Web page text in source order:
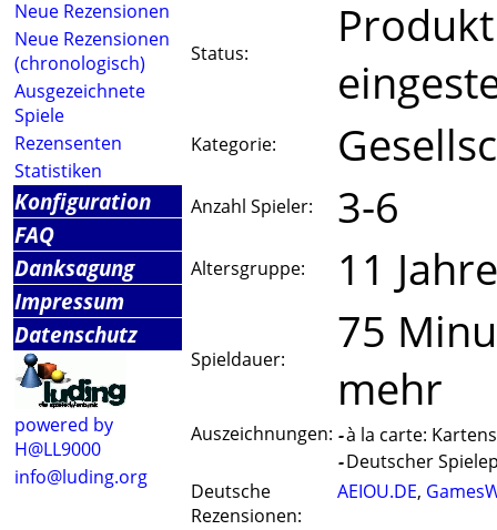
Neue Rezensionen
Neue Rezensionen
(chronologisch)
Ausgezeichnete
Spiele
Rezensenten
Statistiken
Konfiguration
FAQ
Danksagung
Impressum
Datenschutz
powered by
H@LL9000
info@luding.org
Status:
Kategorie:
Anzahl Spieler: 3-6
Altersgruppe: 11
Spieldauer:
75
mehr
Auszeichnungen: -à la carte:
-Deutscher
Deutsche
Rezensionen:
AEIOU.DE,